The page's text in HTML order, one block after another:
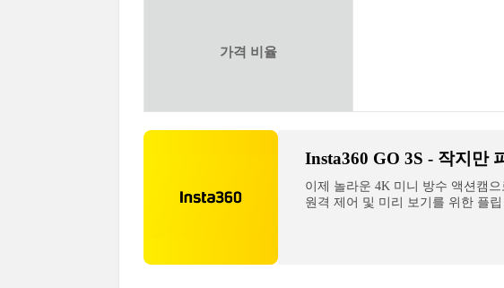
가격 비율
Insta360 GO 3S - 작지만
이제 놀라운 4K 미니 방수 액션캠
원격 제어 및 미리 보기를 위한 플